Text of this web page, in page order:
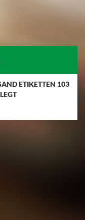
ETIKETTEN 103